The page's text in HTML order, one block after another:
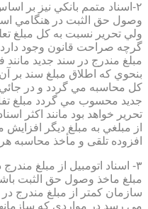
۲-اسناد متمم بانكي نيز بر
وصول حق الثبت در هنگامي
ولي تحرير نسبت به كل مبلغ
گرچه صراحت قانون وجود
مبلغ مندرج در سند جديد
بنحوي كه اطلاق مبلغ سند بر
كل محاسبه مي گردد و در
جديد محسوب مي گردد مبلغ
تحرير خواهد بود مانند اكثر
از مبلغي به مبلغ ديگر افزايش
افزوده تلقی و مأخذ محاسبه
۳- اسناد اتومبيل از مبلغ
مبلغ ماخذ وصول حق الثبت
سازمان كمتر از مبلغ مندرج در
مي رسد در مواردي كه